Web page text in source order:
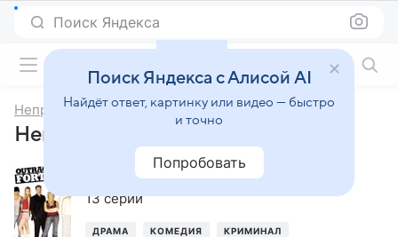
Поиск Яндекса
Неприличное везение
Неприличное везение, 1-й сезон
Новая Зеландия
13 серий
ДРАМА КОМЕДИЯ КРИМИНАЛ
Поиск Яндекса с Алисой AI
Найдёт ответ, картинку или видео — быстро
и точно
Попробовать